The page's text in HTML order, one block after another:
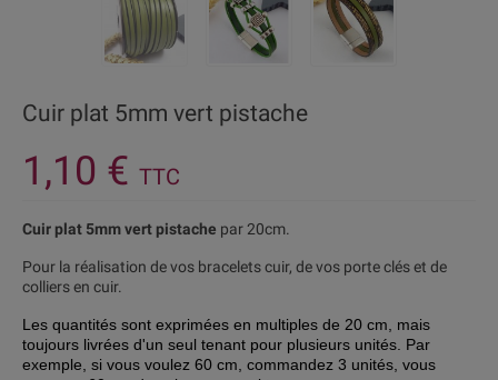
Cuir plat 5mm vert pistache
1,10 € TTC
Cuir plat 5mm vert pistache par 20cm.
Pour la réalisation de vos bracelets cuir, de vos porte clés et de
colliers en cuir.
Les quantités sont exprimées en multiples de 20 cm, mais
toujours livrées d'un seul tenant pour plusieurs unités. Par
exemple, si vous voulez 60 cm, commandez 3 unités, vous